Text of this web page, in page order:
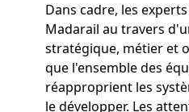
Dans cadre, les
Madarail au travers
stratégique, métier et
que l'ensemble des
réapproprient les
le développer. Les